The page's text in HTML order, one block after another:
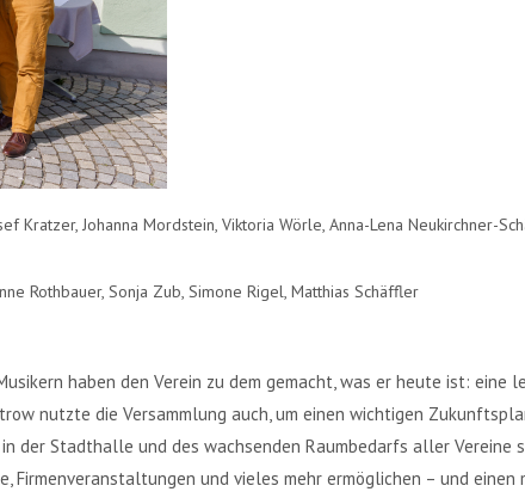
Kratzer, Johanna Mordstein, Viktoria Wörle, Anna-Lena Neukirchner-
Rothbauer, Sonja Zub, Simone Rigel, Matthias Schäffler
haben den Verein zu dem gemacht, was er heute ist: eine
nutzte die Versammlung auch, um einen wichtigen
der Stadthalle und des wachsenden Raumbedarfs aller Vereine
Firmenveranstaltungen und vieles mehr ermöglichen – und einen